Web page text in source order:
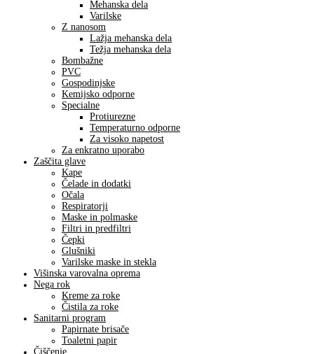
Mehanska dela
Varilske
Z nanosom
Lažja mehanska dela
Težja mehanska dela
Bombažne
PVC
Gospodinjske
Kemijsko odporne
Specialne
Protiurezne
Temperaturno odporne
Za visoko napetost
Za enkratno uporabo
Zaščita glave
Kape
Čelade in dodatki
Očala
Respiratorji
Maske in polmaske
Filtri in predfiltri
Čepki
Glušniki
Varilske maske in stekla
Višinska varovalna oprema
Nega rok
Kreme za roke
Čistila za roke
Sanitarni program
Papirnate brisače
Toaletni papir
Čiščenje